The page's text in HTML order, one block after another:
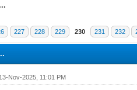
227 228 229 230 231 232
is 4.25
13-Nov-2025, 11:01 PM